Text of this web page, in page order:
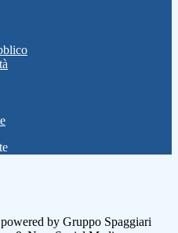
by Gruppo Spaggiari